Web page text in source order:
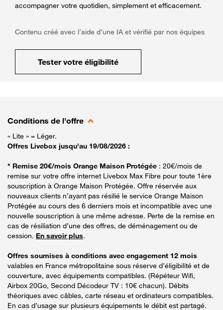
accompagner votre quotidien, simplement et efficacement.
Contenu créé avec l’aide d’une IA et vérifié par nos équipes
Tester votre éligibilité
Conditions de l'offre
« Lite » = Léger.
Offres Livebox jusqu'au 19/08/2026 :
* Remise 20€/mois Orange Maison Protégée : 20€/mois de
remise sur votre offre internet Livebox Max Fibre pour toute 1ère
souscription à Orange Maison Protégée. Offre réservée aux
nouveaux clients n’ayant pas résilié le service Orange Maison
Protégée au cours des 6 derniers mois et incompatible avec une
nouvelle souscription à une même adresse. Perte de la remise en
cas de résiliation d’une des offres, de déménagement ou de
cession. En savoir plus.
Offres soumises à conditions avec engagement 12 mois
valables en France métropolitaine sous réserve d’éligibilité et de
couverture, avec équipements compatibles. (Répéteur Wifi,
Airbox 20Go, Second Décodeur TV : 10€ chacun). Débits
théoriques avec câbles, carte réseau et ordinateurs compatibles.
En cas d’usage sur plusieurs équipements le débit est partagé.